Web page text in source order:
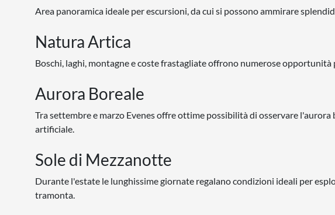
Area panoramica ideale per escursioni, da cui si possono ammirare
Natura Artica
Boschi, laghi, montagne e coste frastagliate offrono numerose opportunità
Aurora Boreale
Tra settembre e marzo Evenes offre ottime possibilità di osservare
artificiale.
Sole di Mezzanotte
Durante l'estate le lunghissime giornate regalano condizioni ideali per
tramonta.